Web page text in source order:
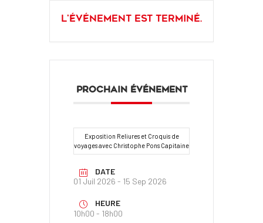
L'événement est terminé.
PROCHAIN ÉVÉNEMENT
Exposition Reliures et Croquis de
voyages avec Christophe Pons Capitaine
DATE
01 Juil 2026 - 15 Sep 2026
HEURE
10h00 - 18h00